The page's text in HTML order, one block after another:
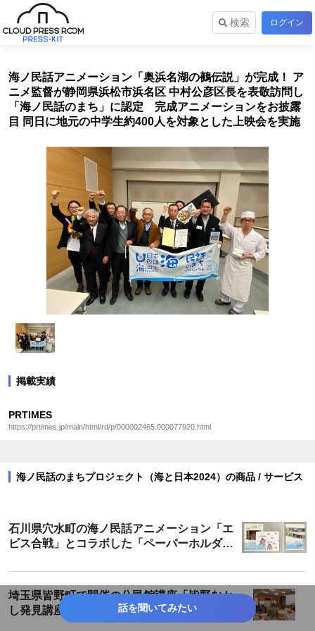
検索 ログイン
海ノ民話アニメーション「奥浜名湖の鵺伝説」が完成！ ア
ニメ監督が静岡県浜松市浜名区 中村公彦区長を表敬訪問し
「海ノ民話のまち」に認定 完成アニメーションをお披露
目 同日に地元の中学生約400人を対象とした上映会を実施
掲載実績
PRTIMES
https://prtimes.jp/main/html/rd/p/000002465.000077920.html
海ノ民話のまちプロジェクト（海と日本2024）の商品 / サービス
石川県穴水町の海ノ民話アニメーション「エ
ビス合戦」とコラボした「ペーパーホルダ
埼玉県皆野町で開催の公民館講座「皆野むか
し発見講座」にて海ノ民話アニメーション
「カミの話」を上映・解説しました
話を聞いてみたい